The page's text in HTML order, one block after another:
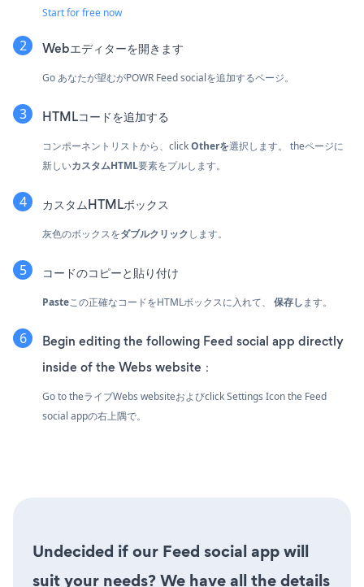
Start for free now
Webエディターを開きます
Go あなたが望むがPOWR Feed socialを追加するページ。
HTMLコードを追加する
コンポーネントリストから、clickOtherを選択します。 theページに
新しいカスタムHTML要素をプルします。
カスタムHTMLボックス
灰色のボックスをダブルクリックします。
コードのコピーと貼り付け
Pasteこの正確なコードをHTMLボックスに入れて、 保存します。
Begin editing the following Feed social app directly
inside of the Webs website：
Go to theライブWebs websiteおよびclick Settings Iconthe Feed
social appの右上隅で。
Undecided if our Feed social app will
suit your needs? We have all the details